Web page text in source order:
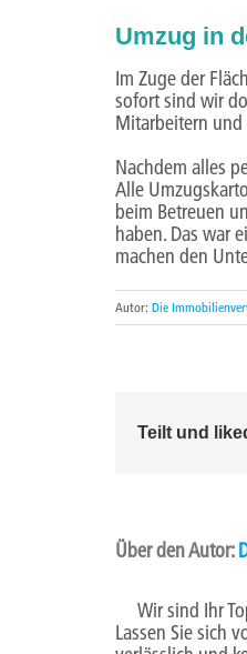
Umzug in
Im Zuge der
sofort sind wir
Mitarbeitern und
Nachdem alles
Alle
beim Betreuen
haben. Das war
machen den
Autor: Die
Teilt und
Über den Autor:
Wir sind Ihr
Lassen Sie sich